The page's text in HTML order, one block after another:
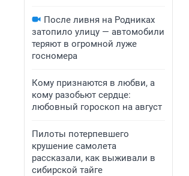
После ливня на Родниках
затопило улицу — автомобили
теряют в огромной луже
госномера
Кому признаются в любви, а
кому разобьют сердце:
любовный гороскоп на август
Пилоты потерпевшего
крушение самолета
рассказали, как выживали в
сибирской тайге